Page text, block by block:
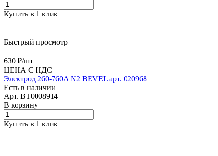
Купить в 1 клик
Быстрый просмотр
630 ₽/шт
ЦЕНА С НДС
Электрод 260-760A N2 BEVEL арт. 020968
Есть в наличии
Арт. BT0008914
В корзину
Купить в 1 клик